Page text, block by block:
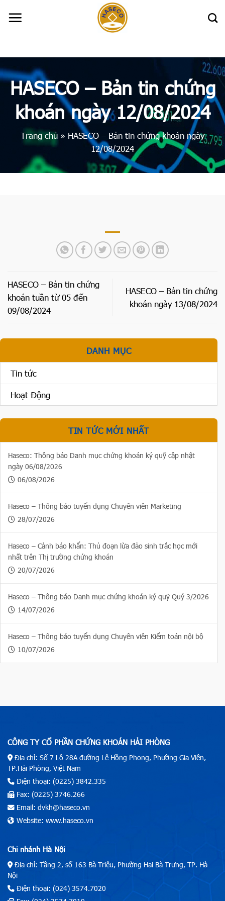
HASECO – Bản tin chứng
khoán ngày 12/08/2024
Trang chủ » HASECO – Bản tin chứng khoán ngày
12/08/2024
HASECO – Bản tin chứng
khoán tuần từ 05 đến
09/08/2024
HASECO – Bản tin chứng
khoán ngày 13/08/2024
DANH MỤC
Tin tức
Hoạt Động
TIN TỨC MỚI NHẤT
Haseco: Thông báo Danh mục chứng khoán ký quỹ cập nhật
ngày 06/08/2026
06/08/2026
Haseco – Thông báo tuyển dụng Chuyên viên Marketing
28/07/2026
Haseco – Cảnh báo khẩn: Thủ đoạn lừa đảo sinh trắc học mới
nhất trên Thị trường chứng khoán
20/07/2026
Haseco – Thông báo Danh mục chứng khoán ký quỹ Quý 3/2026
14/07/2026
Haseco – Thông báo tuyển dụng Chuyên viên Kiểm toán nội bộ
10/07/2026
CÔNG TY CỔ PHẦN CHỨNG KHOÁN HẢI PHÒNG
Địa chỉ: Số 7 Lô 28A đường Lê Hồng Phong, Phường Gia Viên,
TP.Hải Phòng, Việt Nam
Điện thoại: (0225) 3842.335
Fax: (0225) 3746.266
Email: dvkh@haseco.vn
Website: www.haseco.vn
Chi nhánh Hà Nội
Địa chỉ: Tầng 2, số 163 Bà Triệu, Phường Hai Bà Trưng, TP. Hà
Nội
Điện thoại: (024) 3574.7020